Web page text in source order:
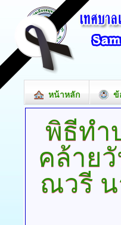
หน้าหลัก ข้
พิธีทำ
คล้าย
ณวรี